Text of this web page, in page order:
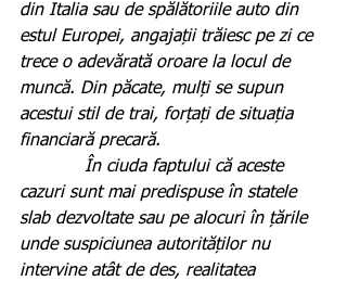
din Italia sau de spălătoriile auto din
estul Europei, angajații trăiesc pe zi ce
trece o adevărată oroare la locul de
muncă. Din păcate, mulți se supun
acestui stil de trai, forțați de situația
financiară precară.
cazuri sunt mai predispuse în statele
slab dezvoltate sau pe alocuri în țările
unde suspiciunea autorităților nu
intervine atât de des, realitatea